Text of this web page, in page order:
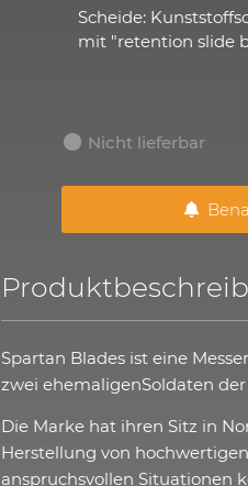
Scheide:
mit "retention slide
Nicht lieferbar
Spartan Blades ist eine
zwei ehemaligenSoldaten
Die Marke hat ihren Sitz in
Herstellung von
anspruchsvollen Situationen